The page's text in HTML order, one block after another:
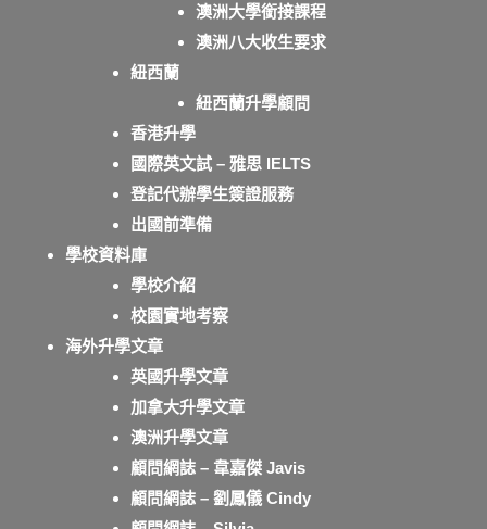
澳洲大學銜接課程
澳洲八大收生要求
紐西蘭
紐西蘭升學顧問
香港升學
國際英文試 – 雅思 IELTS
登記代辦學生簽證服務
出國前準備
學校資料庫
學校介紹
校園實地考察
海外升學文章
英國升學文章
加拿大升學文章
澳洲升學文章
顧問網誌 – 韋嘉傑 Javis
顧問網誌 – 劉鳳儀 Cindy